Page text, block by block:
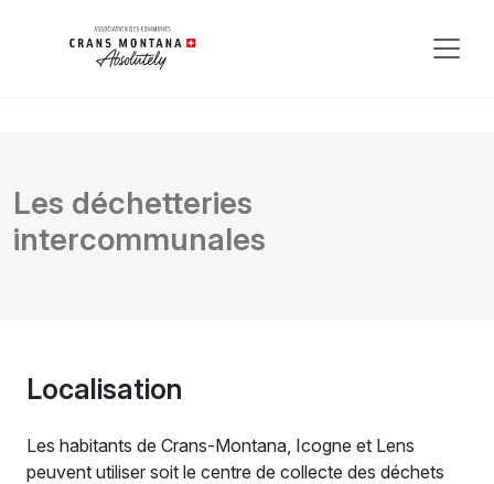
Les déchetteries
intercommunales
Localisation
Les habitants de Crans-Montana, Icogne et Lens
peuvent utiliser soit le centre de collecte des déchets